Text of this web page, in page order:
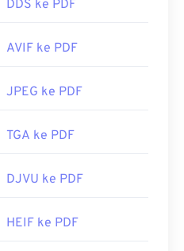
DDS ke PDF
AVIF ke PDF
JPEG ke PDF
TGA ke PDF
DJVU ke PDF
HEIF ke PDF